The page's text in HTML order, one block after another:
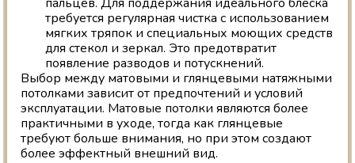
требуется регулярная чистка с использованием
мягких тряпок и специальных моющих средств
для стекол и зеркал. Это предотвратит
появление разводов и потускнений.
Выбор между матовыми и глянцевыми натяжными
потолками зависит от предпочтений и условий
эксплуатации. Матовые потолки являются более
практичными в уходе, тогда как глянцевые
требуют больше внимания, но при этом создают
более эффектный внешний вид.